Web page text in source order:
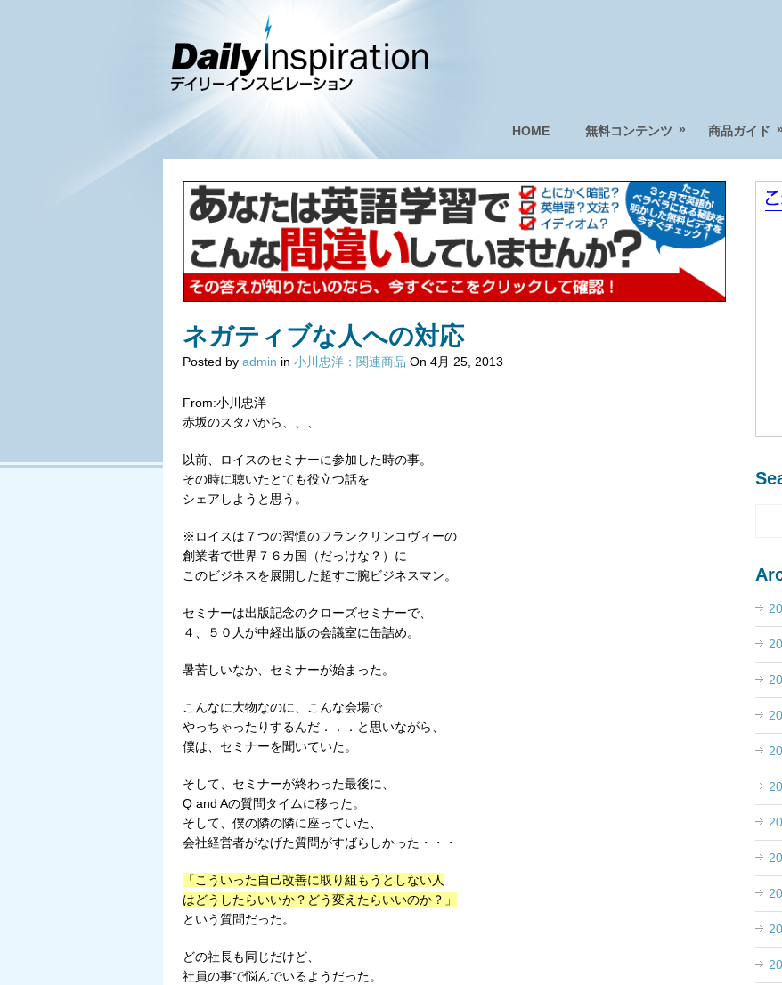
HOME 無料コンテンツ » 商品ガイド »
ネガティブな人への対応
Posted by admin in 小川忠洋：関連商品 On 4月 25, 2013
From:小川忠洋
赤坂のスタバから、、、
以前、ロイスのセミナーに参加した時の事。
その時に聴いたとても役立つ話を
シェアしようと思う。
※ロイスは７つの習慣のフランクリンコヴィーの
創業者で世界７６カ国（だっけな？）に
このビジネスを展開した超すご腕ビジネスマン。
セミナーは出版記念のクローズセミナーで、
４、５０人が中経出版の会議室に缶詰め。
暑苦しいなか、セミナーが始まった。
こんなに大物なのに、こんな会場で
やっちゃったりするんだ．．．と思いながら、
僕は、セミナーを聞いていた。
そして、セミナーが終わった最後に、
Q and Aの質問タイムに移った。
そして、僕の隣の隣に座っていた、
会社経営者がなげた質問がすばらしかった・・・
「こういった自己改善に取り組もうとしない人
はどうしたらいいか？どう変えたらいいのか？」
という質問だった。
どの社長も同じだけど、
社員の事で悩んでいるようだった。